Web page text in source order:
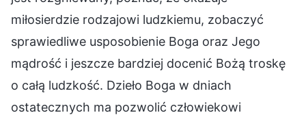
miłosierdzie rodzajowi ludzkiemu, zobaczyć
sprawiedliwe usposobienie Boga oraz Jego
mądrość i jeszcze bardziej docenić Bożą troskę
o całą ludzkość. Dzieło Boga w dniach
ostatecznych ma pozwolić człowiekowi